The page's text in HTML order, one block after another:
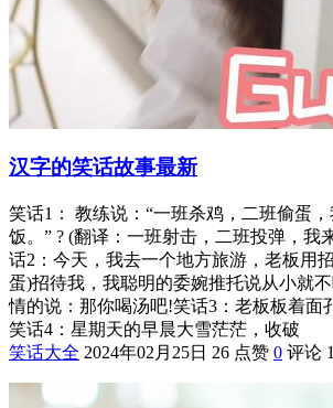
汉字的笑话故事最新
笑话1： 教练说：“一班杀鸡，二班偷蛋
饭。” ? (翻译：一班射击，二班投弹，我
话2：今天，我去一个地方旅游，老板用
蛋)招待我，我聪明的委婉推托说从小就
情的说：那你喝汤吧!笑话3：老板板着面
笑话4：星期天的早晨大雪茫茫，收破
笑话大全 2024年02月25日 26 点赞 0 评论